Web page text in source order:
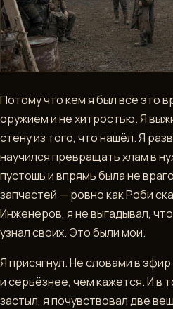
Потому что кем я был всё это
оружием и не хитростью. Я
стену из того, что нашёл. Я
научился превращать хлам в
пустошь и впрямь была не
запчастей — ровно как Роби
Инженеров, я не выгадывал,
узнал своих. Это были мои.
Я присягнул. Не словами в
и серьёзнее, чем кажется. И в
застыл, я почувствовал две